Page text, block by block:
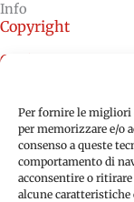
Per fornire le migliori
per memorizzare e/o
consenso a queste
comportamento di
acconsentire o
alcune
Info
Copyright
Credits
Privacy Policy (EU)